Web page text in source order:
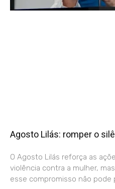
Agosto Lilás: romper o
O Agosto Lilás reforça as
violência contra a mulher,
esse compromisso não pode